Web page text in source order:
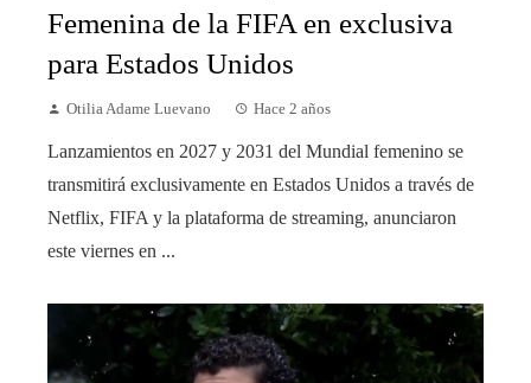
Femenina de la FIFA en exclusiva
para Estados Unidos
Otilia Adame Luevano Hace 2 años
Lanzamientos en 2027 y 2031 del Mundial femenino se
transmitirá exclusivamente en Estados Unidos a través de
Netflix, FIFA y la plataforma de streaming, anunciaron
este viernes en ...